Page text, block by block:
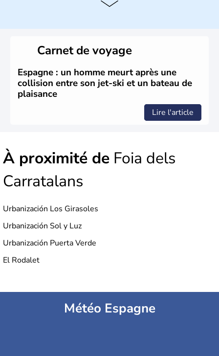
envahissent la péninsule au IIe siècle avant J.C et
apportent leur langue ainsi que leur religion. L'Espagne
s'impose comme la première puissance de l'Europe au
XIème siècle et le reste pendant plus de 100 ans. Madrid
rejoint le pays à partir de 1801 après avoir appartenu au
Portugal. Cette monarchie constitutionnelle intègre
Carnet de voyage
Espagne : un homme meurt après une
collision entre son jet-ski et un bateau de
plaisance
Lire l'article
À proximité de Foia dels
Carratalans
Urbanización Los Girasoles
Urbanización Sol y Luz
Urbanización Puerta Verde
El Rodalet
Météo Espagne